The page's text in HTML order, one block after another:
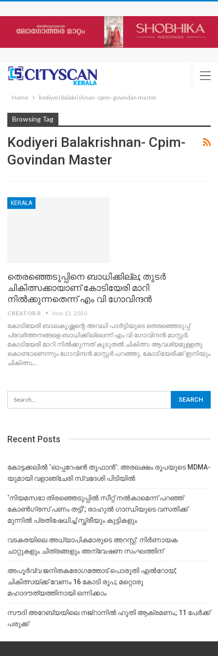
Home kodiyeri balakrishnan- cpim- govindan master
Browsing Tag
Kodiyeri Balakrishnan- Cpim-
Govindan Master
KERALA
തെരഞ്ഞെടുപ്പിനെ ബാധിക്കില്ല; തുടർ
ചികിത്സക്കായാണ് കോടിയേരി മാറി
നിൽക്കുന്നതെന്ന് എം വി ഗോവിന്ദൻ
CREATOR R Nov 13, 2020
കോടിയേരി ബാലകൃഷ്ണന്റെ അവധി പാർട്ടിയുടെ തെരഞ്ഞെടുപ്പ്
പ്രവർത്തനങ്ങളെ ബാധിക്കില്ലെന്ന് എം വി ഗോവിന്ദൻ മാസ്റ്റർ.
കോടിയേരി മാറി നിൽക്കുന്നത് കൂടുതൽ ചികിത്സ ആവശ്യമുള്ളതു
കൊണ്ടാണെന്നും ഗോവിന്ദൻ മാസ്റ്റർ പറഞ്ഞു. കോടിയേരിക്ക് ഇനിയും
ചികിത്സ…
Recent Posts
കോട്ടക്കലിൽ ‘ഓപ്പറേഷൻ തൂഫാൻ’: അരലക്ഷം രൂപയുടെ MDMA-
യുമായി വളാഞ്ചേരി സ്വദേശി പിടിയിൽ
‘നിയമസഭാ തിരഞ്ഞെടുപ്പിൽ സീറ്റ് നൽകാമെന്ന് പറഞ്ഞ്
കോൺഗ്രസ് പണം തട്ടി’; രാഹുൽ ഗാന്ധിയുടെ വസതിക്ക്
മുന്നിൽ പ്രതിഷേധിച്ച് സ്ത്രീയും കുട്ടികളും
വടകരയിലെ അധ്യാപികമാരുടെ അറസ്റ്റ്: നിർണായക
ചാറ്റുകളും ചിത്രങ്ങളും അന്വേഷണ സംഘത്തിന്
അപൂര്‍വ്വ ജനിതകരോഗത്തോട് പൊരുതി എല്‍റോയ്;
ചികിത്സയ്ക്ക് വേണം 16 കോടി രൂപ; മറ്റൊരു
മഹാദൗത്യത്തിനായി ഒന്നിക്കാം
സൗദി അറേബ്യയിലെ നജ്‌റാനില്‍ ഹൂതി ആക്രമണം; 11 പേര്‍ക്ക്
പരുക്ക്